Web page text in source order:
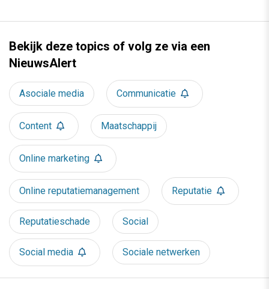
Bekijk deze topics of volg ze via een
NieuwsAlert
Asociale media Communicatie
Content Maatschappij
Online marketing
Online reputatiemanagement Reputatie
Reputatieschade Social
Social media Sociale netwerken